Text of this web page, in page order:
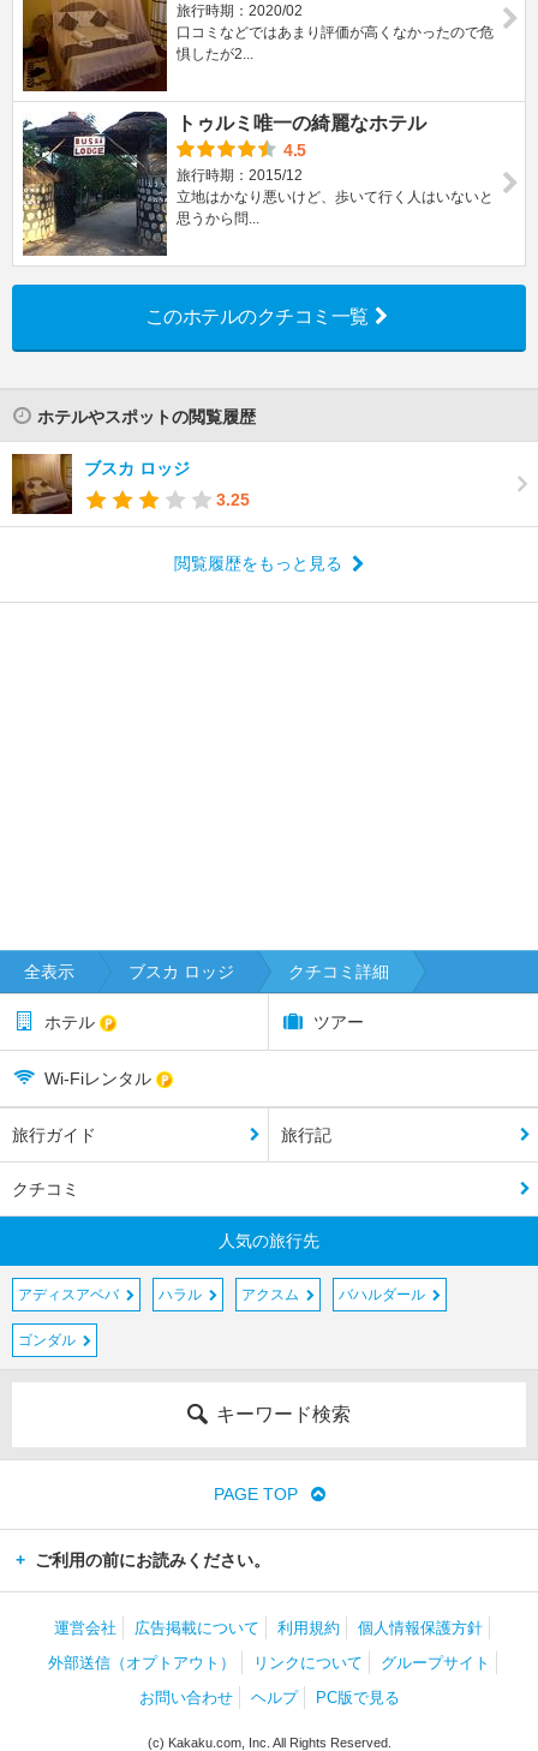
旅行時期：2020/02
口コミなどではあまり評価が高くなかったので危
惧したが2...
トゥルミ唯一の綺麗なホテル
4.5
旅行時期：2015/12
立地はかなり悪いけど、歩いて行く人はいないと
思うから問...
このホテルのクチコミ一覧
ホテルやスポットの閲覧履歴
ブスカ ロッジ
3.25
閲覧履歴をもっと見る
全表示 ブスカ ロッジ クチコミ詳細
ホテル ツアー
Wi-Fiレンタル
旅行ガイド 旅行記
クチコミ
人気の旅行先
アディスアベバ ハラル アクスム バハルダール
ゴンダル
キーワード検索
PAGE TOP
ご利用の前にお読みください。
運営会社 広告掲載について 利用規約
個人情報保護方針
外部送信（オプトアウト）
リンクについて
グループサイト
お問い合わせ
ヘルプ PC版で見る
(c) Kakaku.com, Inc. All Rights Reserved.